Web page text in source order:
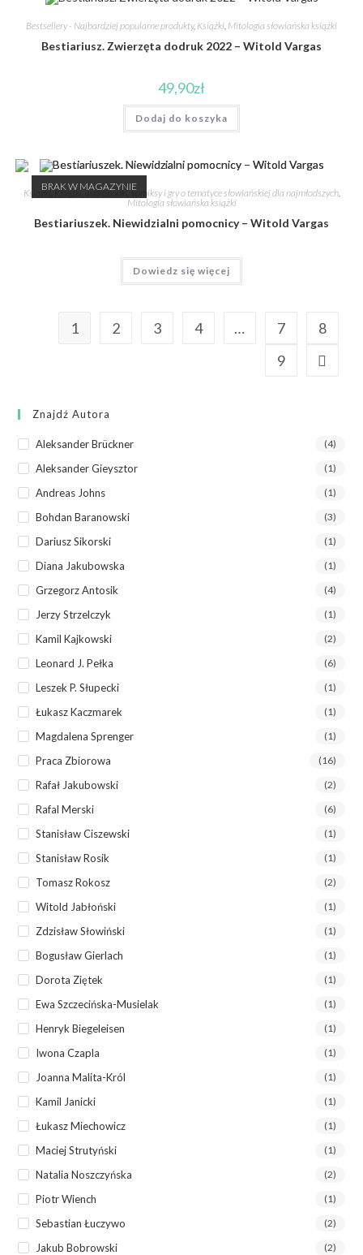
Bestsellery - Najbardziej popularne produkty, Książki, Mitologia słowiańska książki
Bestiariusz. Zwierzęta dodruk 2022 – Witold Vargas
49,90zł
Dodaj do koszyka
BRAK W MAGAZYNIE
Książki,Książki, audiobooki, komiksy i gry o tematyce słowiańskiej dla najmłodszych,
Mitologia słowiańska książki
Bestiariuszek. Niewidzialni pomocnicy – Witold Vargas
Dowiedz się więcej
1 2 3 4 … 7
8
9
Znajdź Autora
Aleksander Brückner (4)
Aleksander Gieysztor (1)
Andreas Johns (1)
Bohdan Baranowski (3)
Dariusz Sikorski (1)
Diana Jakubowska (1)
Grzegorz Antosik (4)
Jerzy Strzelczyk (1)
Kamil Kajkowski (2)
Leonard J. Pełka (6)
Leszek P. Słupecki (1)
Łukasz Kaczmarek (1)
Magdalena Sprenger (1)
Praca Zbiorowa (16)
Rafał Jakubowski (2)
Rafal Merski (6)
Stanisław Ciszewski (1)
Stanisław Rosik (1)
Tomasz Rokosz (2)
Witold Jabłoński (1)
Zdzisław Słowiński (1)
Bogusław Gierlach (1)
Dorota Ziętek (1)
Ewa Szczecińska-Musielak (1)
Henryk Biegeleisen (1)
Iwona Czapla (1)
Joanna Malita-Król (1)
Kamil Janicki (1)
Łukasz Miechowicz (1)
Maciej Strutyński (1)
Natalia Noszczyńska (2)
Piotr Wiench (1)
Sebastian Łuczywo (2)
Jakub Bobrowski (2)